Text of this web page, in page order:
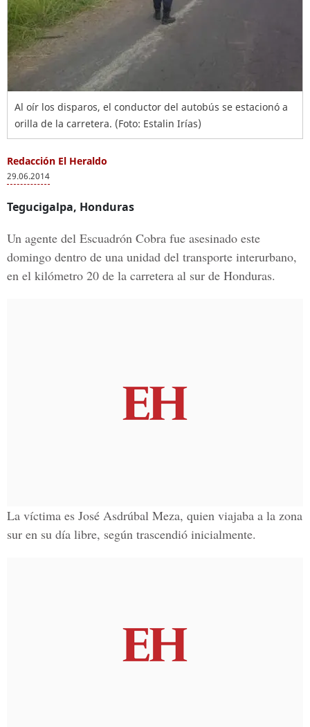
Al oír los disparos, el conductor del autobús se estacionó a
orilla de la carretera. (Foto: Estalin Irías)
Redacción El Heraldo
29.06.2014
Tegucigalpa, Honduras
Un agente del Escuadrón Cobra fue asesinado este
domingo dentro de una unidad del transporte interurbano,
en el kilómetro 20 de la carretera al sur de Honduras.
La víctima es José Asdrúbal Meza, quien viajaba a la zona
sur en su día libre, según trascendió inicialmente.